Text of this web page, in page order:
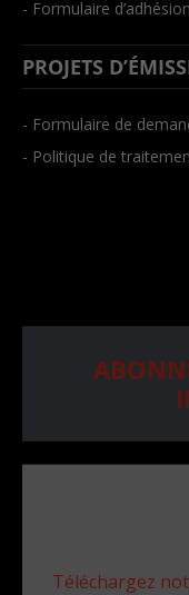
- Formulaire d’adhésion
PROJETS
- Formulaire de
- Politique de
Téléchargez